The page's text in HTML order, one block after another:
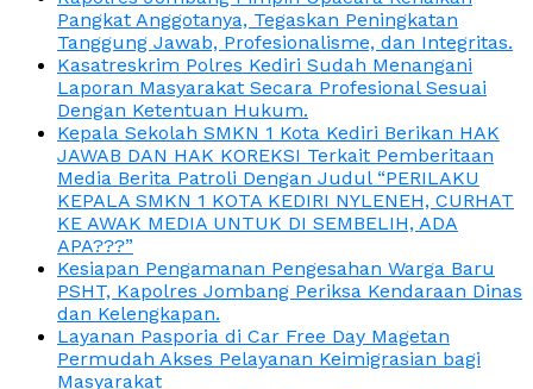
Pangkat Anggotanya, Tegaskan Peningkatan
Tanggung Jawab, Profesionalisme, dan Integritas.
Kasatreskrim Polres Kediri Sudah Menangani
Laporan Masyarakat Secara Profesional Sesuai
Dengan Ketentuan Hukum.
Kepala Sekolah SMKN 1 Kota Kediri Berikan HAK
JAWAB DAN HAK KOREKSI Terkait Pemberitaan
Media Berita Patroli Dengan Judul “PERILAKU
KEPALA SMKN 1 KOTA KEDIRI NYLENEH, CURHAT
KE AWAK MEDIA UNTUK DI SEMBELIH, ADA
APA???”
Kesiapan Pengamanan Pengesahan Warga Baru
PSHT, Kapolres Jombang Periksa Kendaraan Dinas
dan Kelengkapan.
Layanan Pasporia di Car Free Day Magetan
Permudah Akses Pelayanan Keimigrasian bagi
Masyarakat